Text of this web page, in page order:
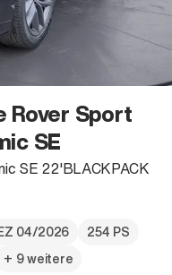
Rover Sport
SE
SE 22'BLACKPACK
04/2026
254 PS
+ 9 weitere